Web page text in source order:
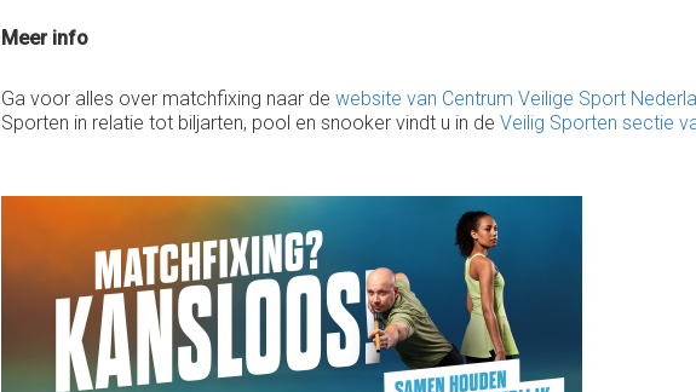
Meer info
Ga voor alles over matchfixing naar dewebsite van Centrum Veilige Sport
Sporten in relatie tot biljarten, pool en snooker vindt u in deVeilig Sporten sectie